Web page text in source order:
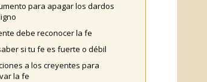
para apagar los dardos
debe reconocer la fe
si tu fe es fuerte o débil
a los creyentes para
la fe